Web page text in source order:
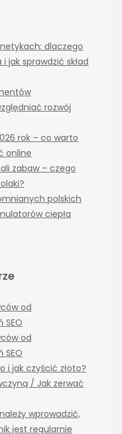
dlaczego
i jak sprawdzić skład
rozwój
rok – co warto
online
zabaw – czego
polskich
ciepła
od
SEO
od
SEO
i jak czyścić złoto?
/ Jak zerwać
wprowadzić,
jest regularnie